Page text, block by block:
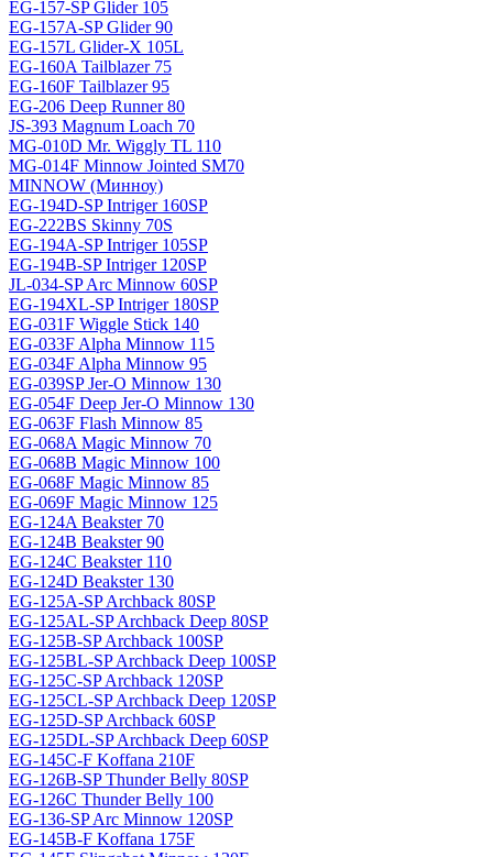
EG-157-SP Glider 105
EG-157A-SP Glider 90
EG-157L Glider-X 105L
EG-160A Tailblazer 75
EG-160F Tailblazer 95
EG-206 Deep Runner 80
JS-393 Magnum Loach 70
MG-010D Mr. Wiggly TL 110
MG-014F Minnow Jointed SM70
MINNOW (Минноу)
EG-194D-SP Intriger 160SP
EG-222BS Skinny 70S
EG-194A-SP Intriger 105SP
EG-194B-SP Intriger 120SP
JL-034-SP Arc Minnow 60SP
EG-194XL-SP Intriger 180SP
EG-031F Wiggle Stick 140
EG-033F Alpha Minnow 115
EG-034F Alpha Minnow 95
EG-039SP Jer-O Minnow 130
EG-054F Deep Jer-O Minnow 130
EG-063F Flash Minnow 85
EG-068A Magic Minnow 70
EG-068B Magic Minnow 100
EG-068F Magic Minnow 85
EG-069F Magiс Minnow 125
EG-124A Beakster 70
EG-124B Beakster 90
EG-124C Beakster 110
EG-124D Beakster 130
EG-125A-SP Archback 80SP
EG-125AL-SP Archback Deep 80SP
EG-125B-SP Archback 100SP
EG-125BL-SP Archback Deep 100SP
EG-125C-SP Archback 120SP
EG-125CL-SP Archback Deep 120SP
EG-125D-SP Archback 60SP
EG-125DL-SP Archback Deep 60SP
EG-145C-F Koffana 210F
EG-126B-SP Thunder Belly 80SP
EG-126C Thunder Belly 100
EG-136-SP Arc Minnow 120SP
EG-145B-F Koffana 175F